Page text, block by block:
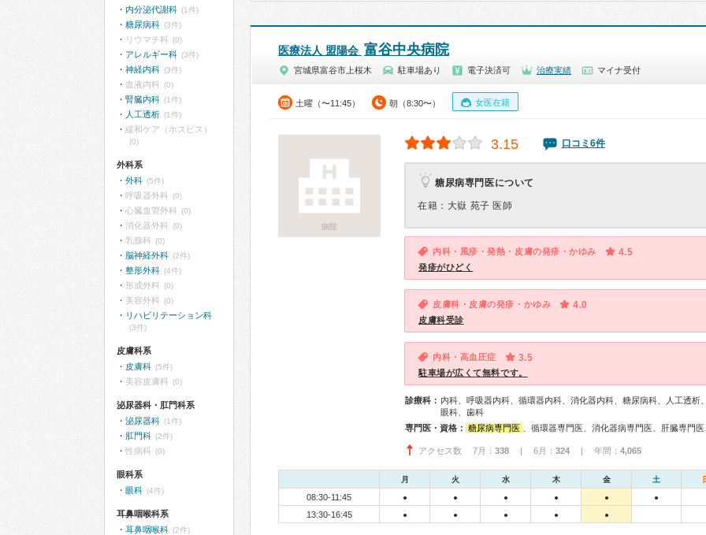
医療法人 盟陽会 富谷中央病院
宮城県富谷市上桜木 駐車場あり 電子決済可 治療実績 マイナ受付
土曜（〜11:45） 朝（8:30〜） 女医在籍
病院
3.15 口コミ6件
糖尿病専門医について
在籍：大嶽 苑子 医師
内科・風疹・発熱・皮膚の発疹・かゆみ 4.5
発疹がひどく
皮膚科・皮膚の発疹・かゆみ 4.0
皮膚科受診
内科・高血圧症 3.5
駐車場が広くて無料です。
診療科： 内科、呼吸器内科、循環器内科、消化器内科、糖尿病科、人工透析
眼科、歯科
専門医・資格： 糖尿病専門医 、循環器専門医、消化器病専門医、肝臓専門医、消化器内視鏡専門医、
アクセス数 7月： 338 | 6月： 324 | 年間： 4,065
月 火 水 木 金 土
08:30-11:45 ● ● ● ● ● ●
13:30-16:45 ● ● ● ● ●
内分泌代謝科 (1件)
糖尿病科 (3件)
リウマチ科 (0)
アレルギー科 (3件)
神経内科 (3件)
血液内科 (0)
腎臓内科 (1件)
人工透析 (1件)
緩和ケア（ホスピス）
(0)
外科系
外科 (5件)
呼吸器外科 (0)
心臓血管外科 (0)
消化器外科 (0)
乳腺科 (0)
脳神経外科 (2件)
整形外科 (4件)
形成外科 (0)
美容外科 (0)
リハビリテーション科
(3件)
皮膚科系
皮膚科 (5件)
美容皮膚科 (0)
泌尿器科・肛門科系
泌尿器科 (1件)
肛門科 (2件)
性病科 (0)
眼科系
眼科 (4件)
耳鼻咽喉科系
耳鼻咽喉科 (2件)